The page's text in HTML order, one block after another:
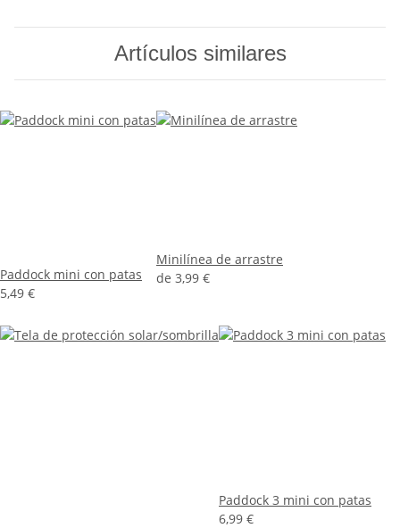
Artículos similares
Paddock mini con patas
5,49 €
Minilínea de arrastre
de 3,99 €
Paddock 3 mini con patas
6,99 €